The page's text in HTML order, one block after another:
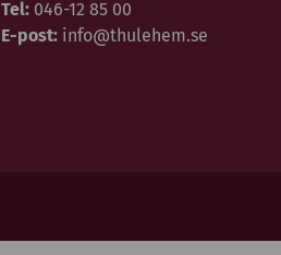
Tel: 046-12 85 00
E-post: info@thulehem.se